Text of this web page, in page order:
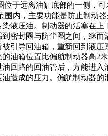
位于远离油缸底部的一侧，
围内，主要功能是防止制动
液压油。制动器的活塞在上
密封圈与防尘圈之间，继而
引导回油箱，重新回到液压
油箱位置比偏航制动器高2
回路的回油管后，方能进入
造成的压力。偏航制动器的